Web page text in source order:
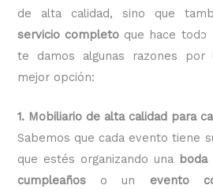
de alta calidad, sino que
servicio completo que hace todo
te damos algunas razones por
mejor opción:
1. Mobiliario de alta calidad para
Sabemos que cada evento tiene
que estés organizando una boda
cumpleaños o un evento